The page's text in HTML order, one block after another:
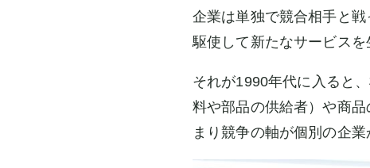
企業は単独で競合相手と
駆使して新たなサービスを
それが1990年代に入ると
料や部品の供給者）や商
まり競争の軸が個別の企